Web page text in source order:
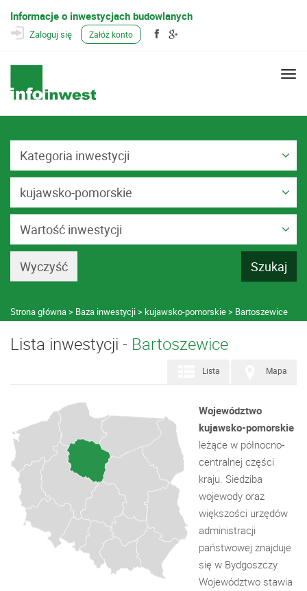
Informacje o inwestycjach budowlanych
Zaloguj się Załóż konto
Kategoria inwestycji
kujawsko-pomorskie
Wartość inwestycji
Strona główna Baza inwestycji kujawsko-pomorskie Bartoszewice
Lista inwestycji - Bartoszewice
Mapa
Lista
Województwo
kujawsko-pomorskie
leżące w północno-
centralnej części
kraju. Siedziba
wojewody oraz
większości urzędów
administracji
państwowej znajduje
się w Bydgoszczy.
Województwo stawia